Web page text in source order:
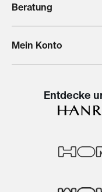
Beratung
Mein Konto
Entdecke